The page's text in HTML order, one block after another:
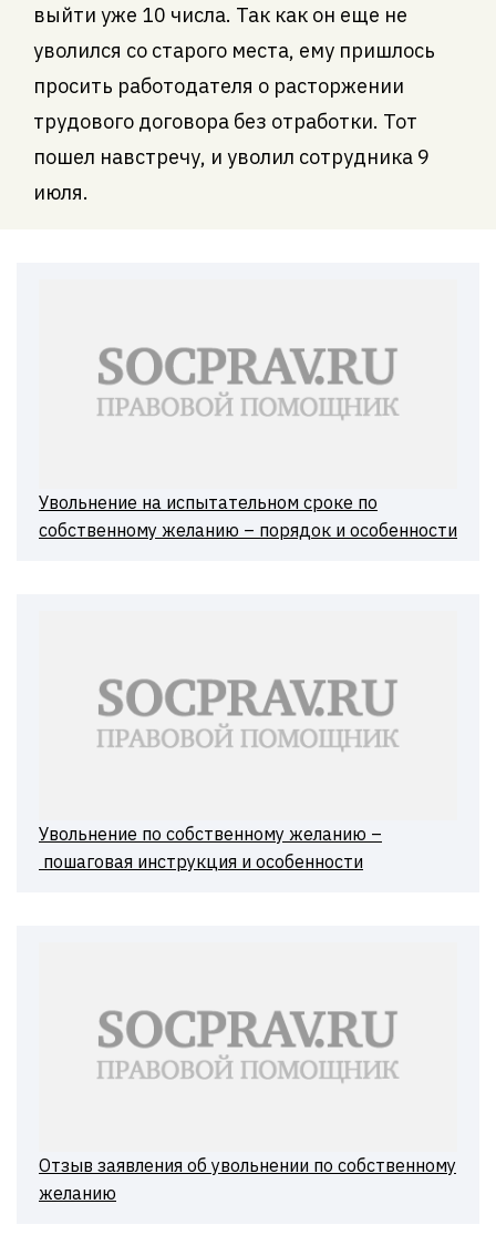
выйти уже 10 числа. Так как он еще не
уволился со старого места, ему пришлось
просить работодателя о расторжении
трудового договора без отработки. Тот
пошел навстречу, и уволил сотрудника 9
июля.
Увольнение на испытательном сроке по
собственному желанию – порядок и особенности
Увольнение по собственному желанию –
пошаговая инструкция и особенности
Отзыв заявления об увольнении по собственному
желанию